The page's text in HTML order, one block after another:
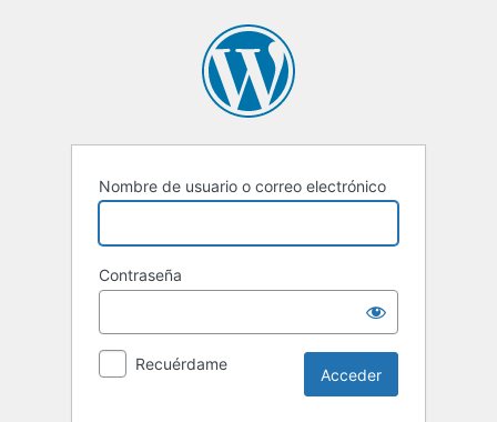
Nombre de usuario o correo electrónico
Contraseña
Recuérdame